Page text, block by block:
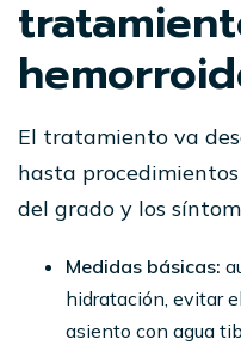
El tratamiento va
hasta
del grado y los
Medidas básicas:
hidratación, evitar
asiento con agua